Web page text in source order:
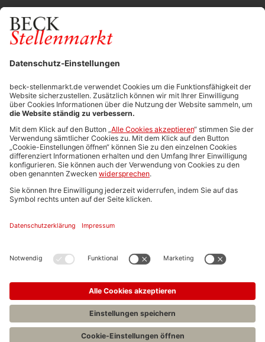
Durchsuchen Sie den Stellenkatalog
FÜR ARBEITGEBER
Stellenmarktpreise
Anzeigen-AGB
Media-Daten
Newsletteranmeldung
Produktübersicht
ALLGEMEIN
FAQs
Impressum
Stellenangebote C.H.BECK